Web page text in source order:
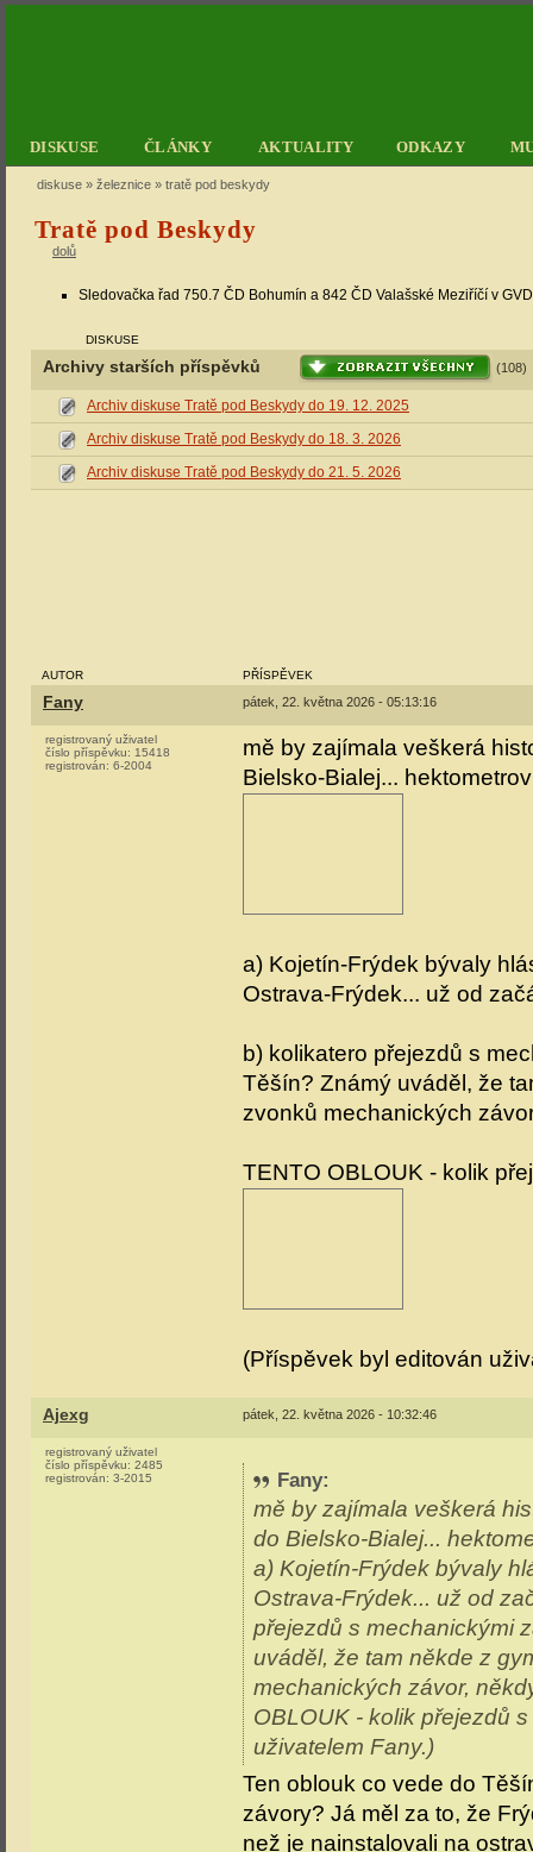
DISKUSE ČLÁNKY AKTUALITY ODKAZY
diskuse » železnice » tratě pod beskydy
Tratě pod Beskydy
dolů
Sledovačka řad 750.7 ČD Bohumín a 842 ČD Valašské Meziříčí v
DISKUSE
Archivy starších příspěvků (108)
Archiv diskuse Tratě pod Beskydy do 19. 12. 2025
Archiv diskuse Tratě pod Beskydy do 18. 3. 2026
Archiv diskuse Tratě pod Beskydy do 21. 5. 2026
AUTOR PŘÍSPĚVEK
Fany pátek, 22. května 2026 - 05:13:16
registrovaný uživatel
číslo příspěvku: 15418
registrován: 6-2004
mě by zajímala veškerá
Bielsko-Bialej...
a) Kojetín-Frýdek bývaly
Ostrava-Frýdek... už od
b) kolikatero přejezdů s
Těšín? Známý uváděl, že
zvonků mechanických
TENTO OBLOUK - kolik
(Příspěvek byl editován
Ajexg pátek, 22. května 2026 - 10:32:46
registrovaný uživatel
číslo příspěvku: 2485
registrován: 3-2015 Fany:
mě by zajímala veškerá
do Bielsko-Bialej...
a) Kojetín-Frýdek bývaly
Ostrava-Frýdek... už od
přejezdů s mechanickými
uváděl, že tam někde z
mechanických závor,
OBLOUK - kolik přejezdů
uživatelem Fany.)
Ten oblouk co vede do
závory? Já měl za to, že
než je nainstalovali na